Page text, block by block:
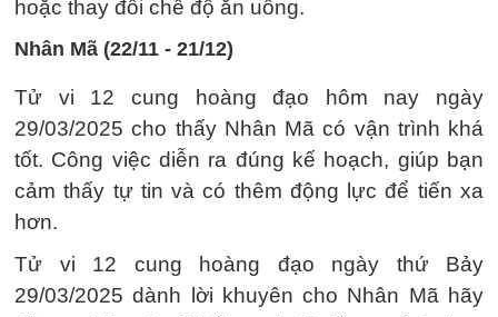
hoặc thay đổi chế độ ăn uống.
Nhân Mã (22/11 - 21/12)
Tử vi 12 cung hoàng đạo hôm nay ngày
29/03/2025 cho thấy Nhân Mã có vận trình khá
tốt. Công việc diễn ra đúng kế hoạch, giúp bạn
cảm thấy tự tin và có thêm động lực để tiến xa
hơn.
Tử vi 12 cung hoàng đạo ngày thứ Bảy
29/03/2025 dành lời khuyên cho Nhân Mã hãy